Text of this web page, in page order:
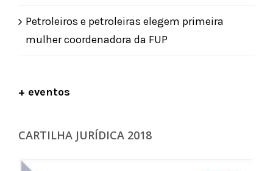
Petroleiros e petroleiras elegem primeira
mulher coordenadora da FUP
+ eventos
CARTILHA JURÍDICA 2018